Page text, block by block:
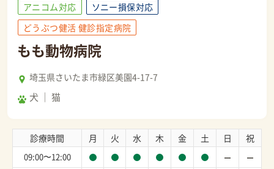
アニコム対応
ソニー損保対応
どうぶつ健活 健診指定病院
もも動物病院
埼玉県さいたま市緑区美園4-17-7
犬 猫
診療時間 月 火 水 木 金 土 日 祝
09:00〜12:00